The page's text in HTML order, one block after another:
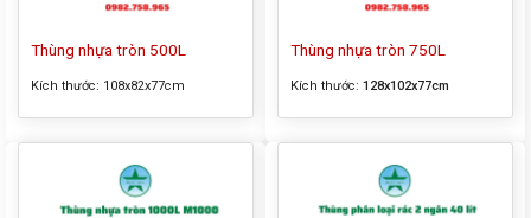
Thùng nhựa tròn 500L
Kích thước: 108x82x77cm
Thùng nhựa tròn 750L
Kích thước: 128x102x77cm